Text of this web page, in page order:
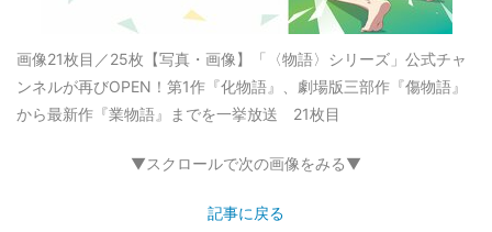
画像21枚目／25枚 【写真・画像】「〈物語〉シリーズ」公式チャ
ンネルが再びOPEN！第1作『化物語』、劇場版三部作『傷物語』
から最新作『業物語』までを一挙放送 21枚目
▼スクロールで次の画像をみる▼
記事に戻る